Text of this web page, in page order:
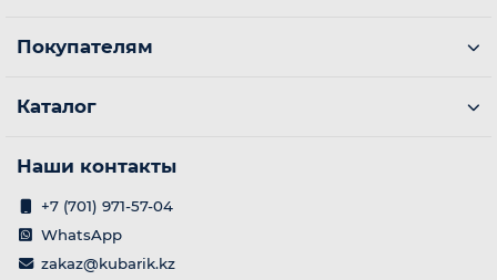
Покупателям
Каталог
Наши контакты
+7 (701) 971-57-04
WhatsApp
zakaz@kubarik.kz